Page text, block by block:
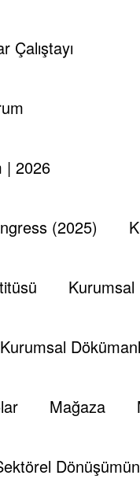
Çalıştayı
| 2026
(2025)
Kurumsal
Kurumsal
Mağaza